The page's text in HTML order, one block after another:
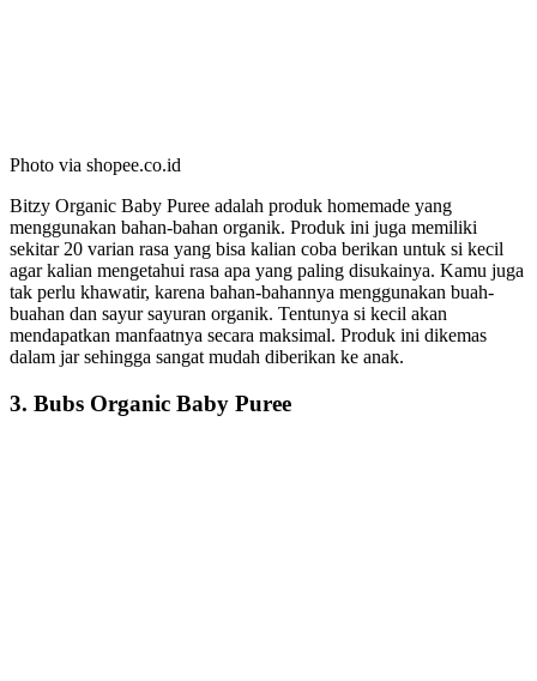
Photo via shopee.co.id
Bitzy Organic Baby Puree adalah produk homemade yang
menggunakan bahan-bahan organik. Produk ini juga memiliki
sekitar 20 varian rasa yang bisa kalian coba berikan untuk si kecil
agar kalian mengetahui rasa apa yang paling disukainya. Kamu juga
tak perlu khawatir, karena bahan-bahannya menggunakan buah-
buahan dan sayur sayuran organik. Tentunya si kecil akan
mendapatkan manfaatnya secara maksimal. Produk ini dikemas
dalam jar sehingga sangat mudah diberikan ke anak.
3. Bubs Organic Baby Puree